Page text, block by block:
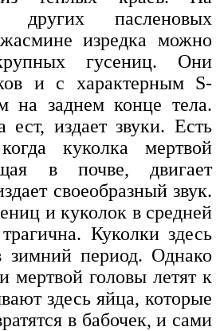
других пасленовых
изредка можно
гусениц. Они
и с характерным S-
на заднем конце тела.
ест, издает звуки. Есть
куколка мертвой
в почве, двигает
своеобразный звук.
и куколок в средней
Куколки здесь
период. Однако
мертвой головы летят к
здесь яйца, которые
в бабочек, и сами